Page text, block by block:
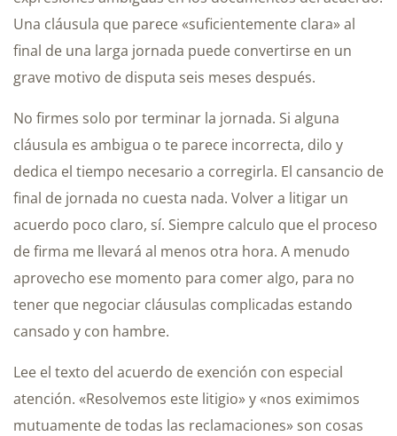
Una cláusula que parece «suficientemente clara» al
final de una larga jornada puede convertirse en un
grave motivo de disputa seis meses después.
No firmes solo por terminar la jornada. Si alguna
cláusula es ambigua o te parece incorrecta, dilo y
dedica el tiempo necesario a corregirla. El cansancio de
final de jornada no cuesta nada. Volver a litigar un
acuerdo poco claro, sí. Siempre calculo que el proceso
de firma me llevará al menos otra hora. A menudo
aprovecho ese momento para comer algo, para no
tener que negociar cláusulas complicadas estando
cansado y con hambre.
Lee el texto del acuerdo de exención con especial
atención. «Resolvemos este litigio» y «nos eximimos
mutuamente de todas las reclamaciones» son cosas